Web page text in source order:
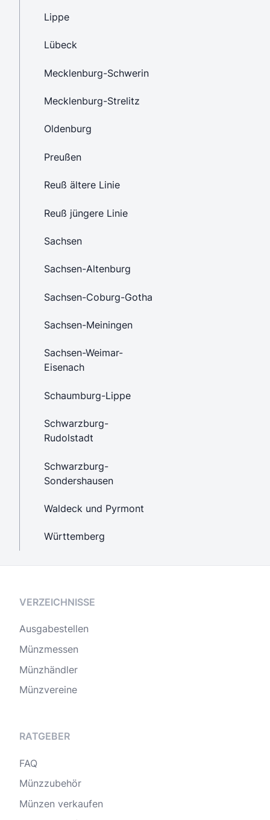
Lippe
Lübeck
Mecklenburg-Schwerin
Mecklenburg-Strelitz
Oldenburg
Preußen
Reuß ältere Linie
Reuß jüngere Linie
Sachsen
Sachsen-Altenburg
Sachsen-Coburg-Gotha
Sachsen-Meiningen
Sachsen-Weimar-
Eisenach
Schaumburg-Lippe
Schwarzburg-
Rudolstadt
Schwarzburg-
Sondershausen
Waldeck und Pyrmont
Württemberg
VERZEICHNISSE
Ausgabestellen
Münzmessen
Münzhändler
Münzvereine
RATGEBER
FAQ
Münzzubehör
Münzen verkaufen